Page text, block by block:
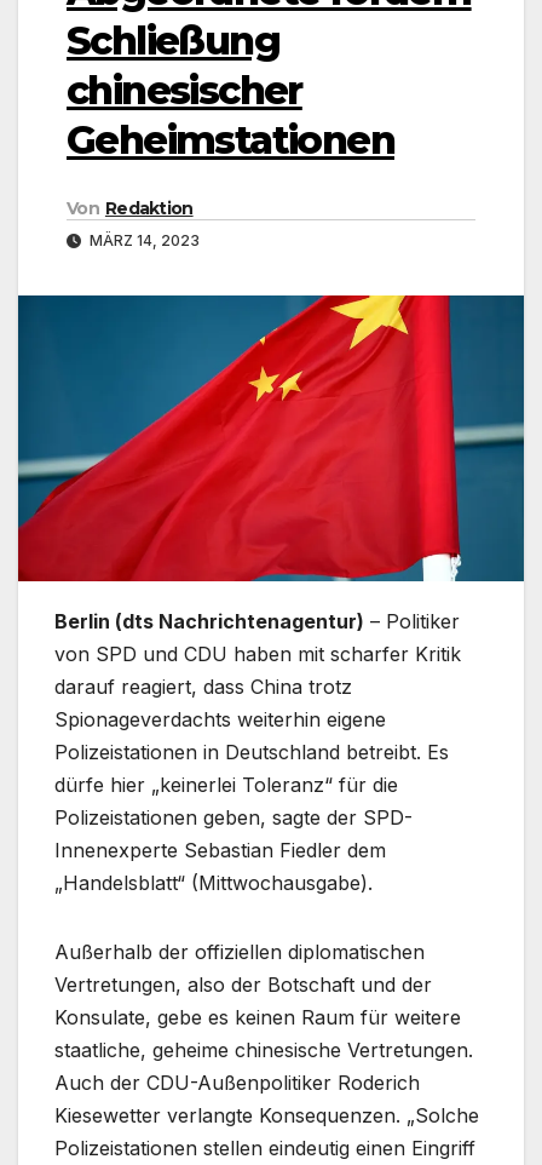
Schließung
chinesischer
Geheimstationen
Von Redaktion
MÄRZ 14, 2023
Berlin (dts Nachrichtenagentur) – Politiker
von SPD und CDU haben mit scharfer Kritik
darauf reagiert, dass China trotz
Spionageverdachts weiterhin eigene
Polizeistationen in Deutschland betreibt. Es
dürfe hier „keinerlei Toleranz“ für die
Polizeistationen geben, sagte der SPD-
Innenexperte Sebastian Fiedler dem
„Handelsblatt“ (Mittwochausgabe).
Außerhalb der offiziellen diplomatischen
Vertretungen, also der Botschaft und der
Konsulate, gebe es keinen Raum für weitere
staatliche, geheime chinesische Vertretungen.
Auch der CDU-Außenpolitiker Roderich
Kiesewetter verlangte Konsequenzen. „Solche
Polizeistationen stellen eindeutig einen Eingriff